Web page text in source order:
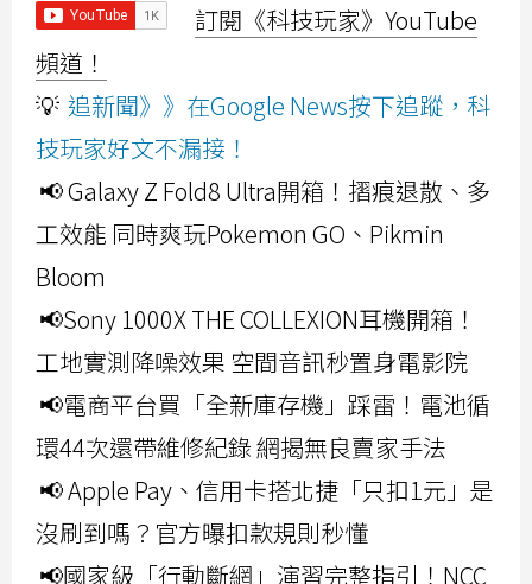
訂閱《科技玩家》YouTube
頻道！
💡 追新聞》》在Google News按下追蹤，科
技玩家好文不漏接！
📢 Galaxy Z Fold8 Ultra開箱！摺痕退散、多
工效能 同時爽玩Pokemon GO、Pikmin
Bloom
📢Sony 1000X THE COLLEXION耳機開箱！
工地實測降噪效果 空間音訊秒置身電影院
📢電商平台買「全新庫存機」踩雷！電池循
環44次還帶維修紀錄 網揭無良賣家手法
📢 Apple Pay、信用卡搭北捷「只扣1元」是
沒刷到嗎？官方曝扣款規則秒懂
📢國家級「行動斷網」演習完整指引！NCC